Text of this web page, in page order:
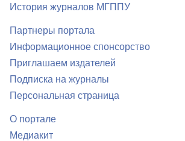
История журналов МГППУ
Партнеры портала
Информационное спонсорство
Приглашаем издателей
Подписка на журналы
Персональная страница
О портале
Медиакит